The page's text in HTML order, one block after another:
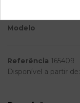
Modelo
Referência 165409
Disponível a partir de: